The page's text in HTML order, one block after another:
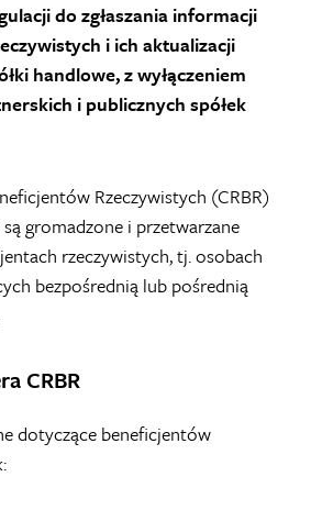
do zgłaszania informacji
i ich aktualizacji
handlowe, z wyłączeniem
i publicznych spółek
Rzeczywistych (CRBR)
gromadzone i przetwarzane
rzeczywistych, tj. osobach
bezpośrednią lub pośrednią
CRBR
dotyczące beneficjentów